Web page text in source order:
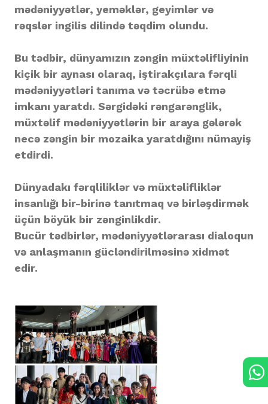
mədəniyyətlər, yeməklər, geyimlər və
rəqslər ingilis dilində təqdim olundu.
Bu tədbir, dünyamızın zəngin müxtəlifliyinin
kiçik bir aynası olaraq, iştirakçılara fərqli
mədəniyyətləri tanıma və təcrübə etmə
imkanı yaratdı. Sərgidəki rəngarənglik,
müxtəlif mədəniyyətlərin bir araya gələrək
necə zəngin bir mozaika yaratdığını nümayiş
etdirdi.
Dünyadakı fərqliliklər və müxtəlifliklər
insanlığı bir-birinə tanıtmaq və birləşdirmək
üçün böyük bir zənginlikdir.
Bucür tədbirlər, mədəniyyətlərarası dialoqun
və anlaşmanın gücləndirilməsinə xidmət
edir.